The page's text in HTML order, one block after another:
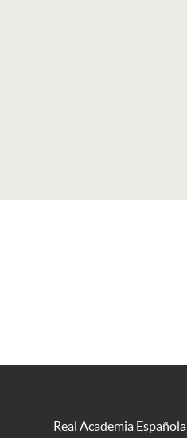
Real Academia Española